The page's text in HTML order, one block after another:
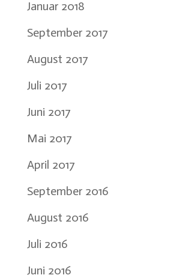
Januar 2018
September 2017
August 2017
Juli 2017
Juni 2017
Mai 2017
April 2017
September 2016
August 2016
Juli 2016
Juni 2016